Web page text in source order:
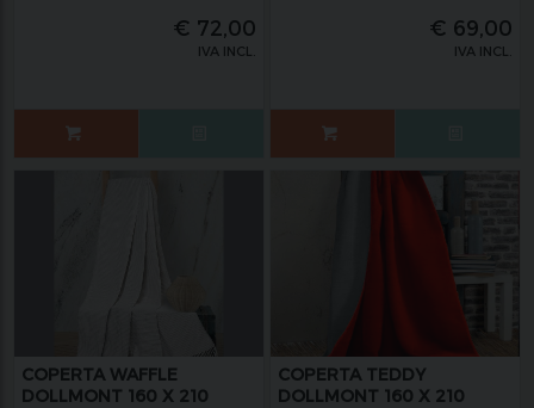
€ 72,00
IVA INCL.
€ 69,00
IVA INCL.
COPERTA WAFFLE
DOLLMONT 160 X 210
COPERTA TEDDY
DOLLMONT 160 X 210